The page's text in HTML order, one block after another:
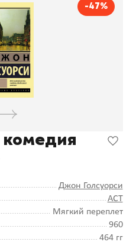
-47%
Джон Голсуорси
АСТ
Мягкий переплет
960
464 гг